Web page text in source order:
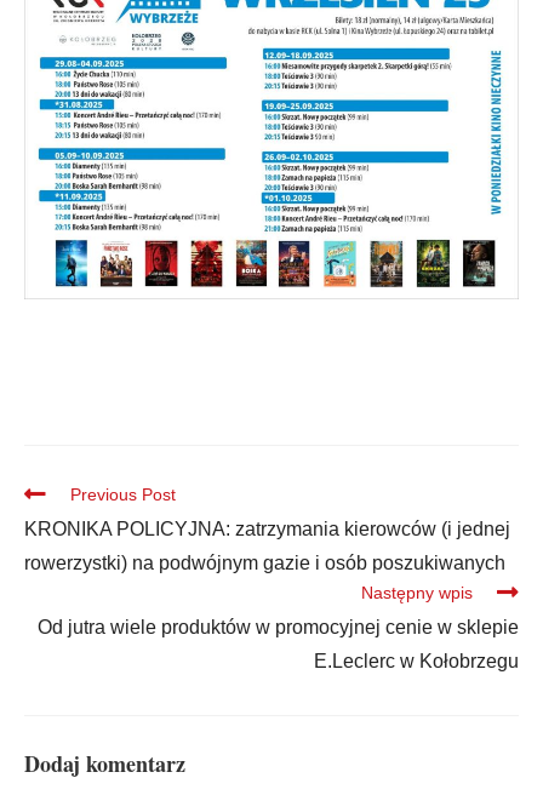
Previous Post
KRONIKA POLICYJNA: zatrzymania kierowców (i jednej
rowerzystki) na podwójnym gazie i osób poszukiwanych
Następny wpis
Od jutra wiele produktów w promocyjnej cenie w sklepie
E.Leclerc w Kołobrzegu
Dodaj komentarz